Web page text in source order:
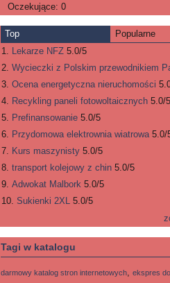
Oczekujące: 0
Top
Popularne
Lekarze NFZ 5.0/5
Wycieczki z Polskim przewodnikiem
Ocena energetyczna nieruchomości
Recykling paneli fotowoltaicznych 5.0/5
Prefinansowanie 5.0/5
Przydomowa elektrownia wiatrowa 5.0/
Kurs maszynisty 5.0/5
transport kolejowy z chin 5.0/5
Adwokat Malbork 5.0/5
Sukienki 2XL 5.0/5
Tagi w katalogu
darmowy katalog stron internetowych, ekspres